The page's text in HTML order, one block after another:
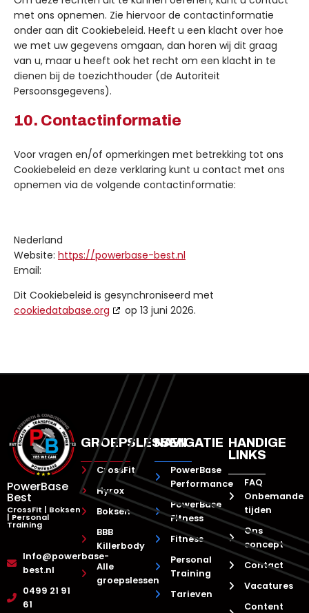
met ons opnemen. Zie hiervoor de contactinformatie
onder aan dit Cookiebeleid. Heeft u een klacht over hoe
we met uw gegevens omgaan, dan horen wij dit graag
van u, maar u heeft ook het recht om een klacht in te
dienen bij de toezichthouder (de Autoriteit
Persoonsgegevens).
10. Contactinformatie
Voor vragen en/of opmerkingen met betrekking tot ons
Cookiebeleid en deze verklaring kunt u contact met ons
opnemen via de volgende contactinformatie:
Nederland
Website: https://powerbase-best.nl
Email:
Dit Cookiebeleid is gesynchroniseerd met
cookiedatabase.org
op 13 juni 2026.
PowerBase
Best
CrossFit | Boksen
| Personal
Training
Info@powerbase-
best.nl
0499 21 91
61
GROEPSLESSEN
CrossFit
Hyrox
Boksen
BBB
Killerbody
Alle
groepslessen
NAVIGATIE
PowerBase
Performance
PowerBase
Fitness
Fitness
Personal
Training
Tarieven
HANDIGE
LINKS
FAQ
Onbemande
tijden
Ons
concept
Contact
Vacatures
Content